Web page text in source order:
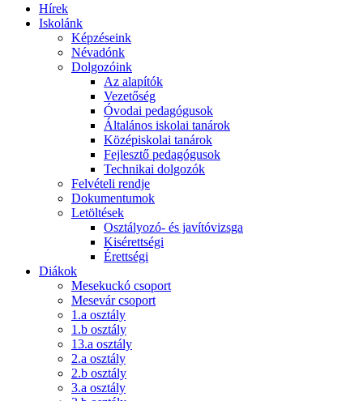
Hírek
Iskolánk
Képzéseink
Névadónk
Dolgozóink
Az alapítók
Vezetőség
Óvodai pedagógusok
Általános iskolai tanárok
Középiskolai tanárok
Fejlesztő pedagógusok
Technikai dolgozók
Felvételi rendje
Dokumentumok
Letöltések
Osztályozó- és javítóvizsga
Kisérettségi
Érettségi
Diákok
Mesekuckó csoport
Mesevár csoport
1.a osztály
1.b osztály
13.a osztály
2.a osztály
2.b osztály
3.a osztály